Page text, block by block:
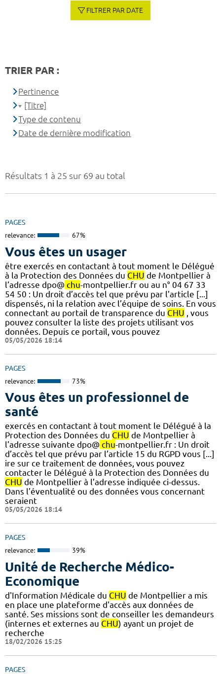
Résultats 1 à 25 sur 69 au total
PAGES
relevance: 67%
Vous êtes un usager
être exercés en contactant à tout moment le Délégué
à la Protection des Données du CHU de Montpellier à
l’adresse dpo@ chu-montpellier.fr ou au n° 04 67 33
54 50 : Un droit d’accès tel que prévu par l’article [...]
dispensés, ni la relation avec l’équipe de soins. En vous
connectant au portail de transparence du CHU , vous
pouvez consulter la liste des projets utilisant vos
données. Depuis ce portail, vous pouvez
05/05/2026 18:14
PAGES
relevance: 73%
Vous êtes un professionnel de
santé
exercés en contactant à tout moment le Délégué à la
Protection des Données du CHU de Montpellier à
l’adresse suivante dpo@ chu-montpellier.fr : Un droit
d’accès tel que prévu par l’article 15 du RGPD vous [...]
ire sur ce traitement de données, vous pouvez
contacter le Délégué à la Protection des Données du
CHU de Montpellier à l’adresse indiquée ci-dessus.
Dans l’éventualité ou des données vous concernant
seraient
05/05/2026 18:14
PAGES
relevance: 39%
Unité de Recherche Médico-
Economique
d'Information Médicale du CHU de Montpellier a mis
en place une plateforme d'accès aux données de
santé. Ses missions sont de conseiller les demandeurs
(internes et externes au CHU) ayant un projet de
recherche
18/02/2026 15:25
PAGES
FILTRER PAR DATE
TRIER PAR :
Pertinence
[Titre]
Type de contenu
Date de dernière modification